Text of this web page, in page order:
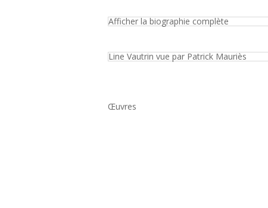
Afficher la biographie complète
Line Vautrin vue par Patrick Mauriès
Œuvres